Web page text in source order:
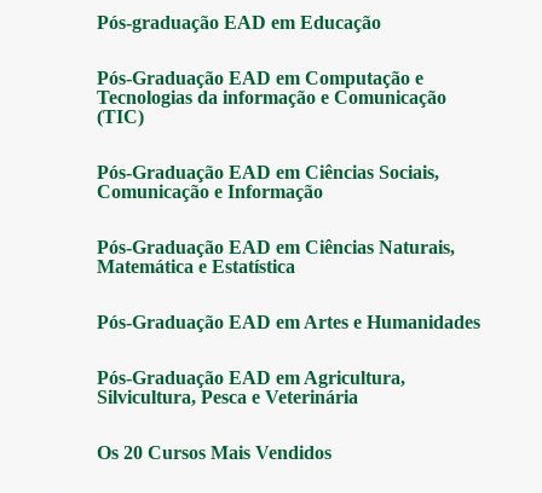
Pós-graduação EAD em Educação
Pós-Graduação EAD em Computação e
Tecnologias da informação e Comunicação
(TIC)
Pós-Graduação EAD em Ciências Sociais,
Comunicação e Informação
Pós-Graduação EAD em Ciências Naturais,
Matemática e Estatística
Pós-Graduação EAD em Artes e Humanidades
Pós-Graduação EAD em Agricultura,
Silvicultura, Pesca e Veterinária
Os 20 Cursos Mais Vendidos